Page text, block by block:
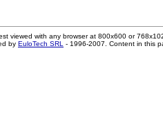
viewed with any browser at 800x600 or
by EuloTech SRL - 1996-2007. Content in this